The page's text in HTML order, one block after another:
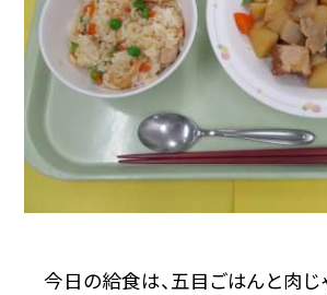
今日の給食は、五目ごはんと肉じ